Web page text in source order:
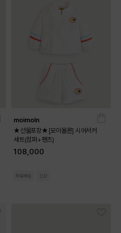
moimoln
★선물포장★[모이몰른] 시어서커
세트(점퍼+팬츠)
108,000
무료배송 신상